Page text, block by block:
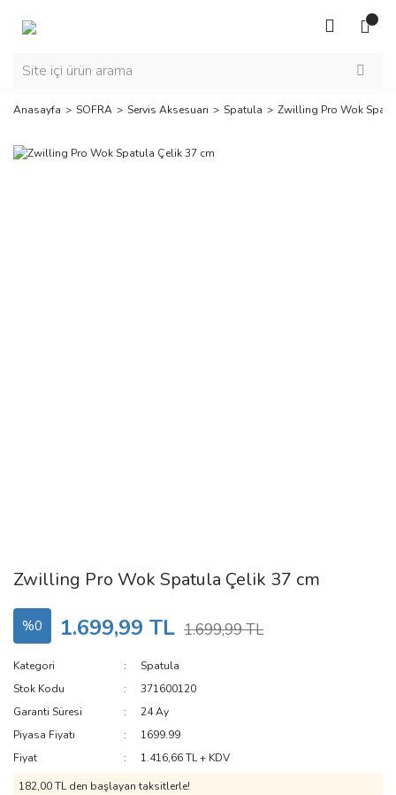
Anasayfa SOFRA Servis Aksesuarı Spatula Zwilling Pro Wok
Zwilling Pro Wok Spatula Çelik 37 cm
%0 1.699,99 TL 1.699,99 TL
Kategori
Spatula
Stok Kodu
371600120
Garanti Süresi
24 Ay
Piyasa Fiyatı
1699.99
Fiyat
1.416,66 TL + KDV
182,00 TL den başlayan taksitlerle!